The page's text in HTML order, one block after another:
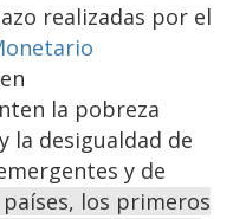
realizadas por el
la pobreza
la desigualdad de
y de
los primeros